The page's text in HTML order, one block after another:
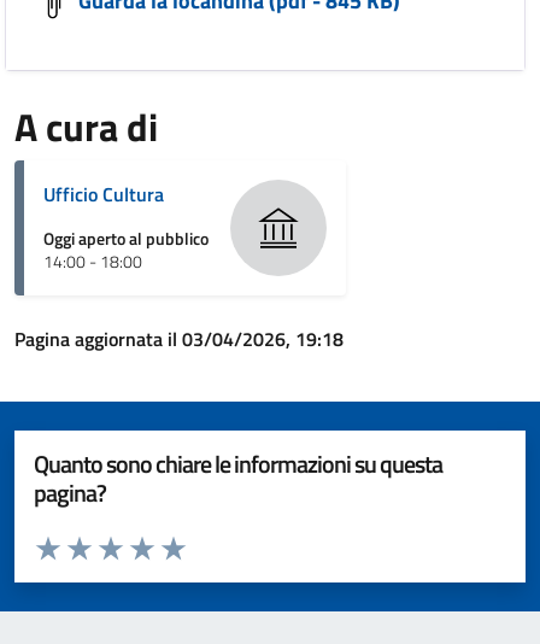
A cura di
Ufficio Cultura
Oggi aperto al pubblico
14:00 - 18:00
Pagina aggiornata il 03/04/2026, 19:18
Quanto sono chiare le informazioni su questa
pagina?
Valuta da 1 a 5 stelle la pagina
Valuta 5 stelle su 5
Valuta 4 stelle su 5
Valuta 3 stelle su 5
Valuta 2 stelle su 5
Valuta 1 stelle su 5